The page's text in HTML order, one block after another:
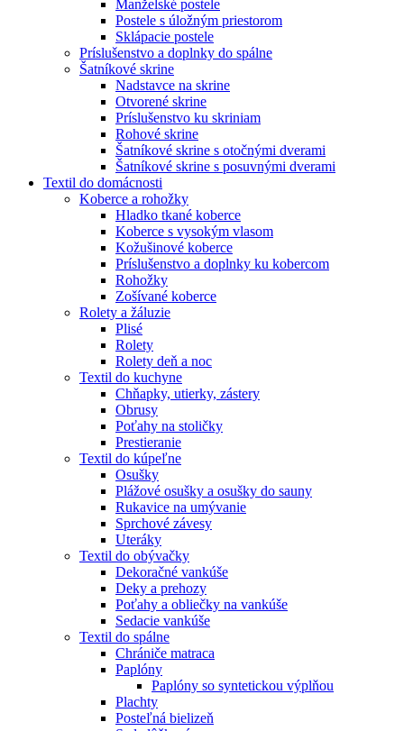
Manželské postele
Postele s úložným priestorom
Sklápacie postele
Príslušenstvo a doplnky do spálne
Šatníkové skrine
Nadstavce na skrine
Otvorené skrine
Príslušenstvo ku skriniam
Rohové skrine
Šatníkové skrine s otočnými dverami
Šatníkové skrine s posuvnými dverami
Textil do domácnosti
Koberce a rohožky
Hladko tkané koberce
Koberce s vysokým vlasom
Kožušinové koberce
Príslušenstvo a doplnky ku kobercom
Rohožky
Zošívané koberce
Rolety a žáluzie
Plisé
Rolety
Rolety deň a noc
Textil do kuchyne
Chňapky, utierky, zástery
Obrusy
Poťahy na stoličky
Prestieranie
Textil do kúpeľne
Osušky
Plážové osušky a osušky do sauny
Rukavice na umývanie
Sprchové závesy
Uteráky
Textil do obývačky
Dekoračné vankúše
Deky a prehozy
Poťahy a obliečky na vankúše
Sedacie vankúše
Textil do spálne
Chrániče matraca
Paplóny
Paplóny so syntetickou výplňou
Plachty
Posteľná bielizeň